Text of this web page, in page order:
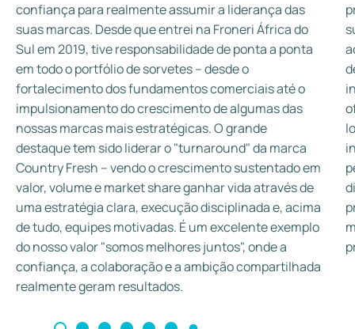
confiança para realmente assumir a liderança das
suas marcas. Desde que entrei na Froneri África do
Sul em 2019, tive responsabilidade de ponta a ponta
em todo o portfólio de sorvetes – desde o
fortalecimento dos fundamentos comerciais até o
impulsionamento do crescimento de algumas das
nossas marcas mais estratégicas. O grande
destaque tem sido liderar o "turnaround" da marca
Country Fresh – vendo o crescimento sustentado em
valor, volume e market share ganhar vida através de
uma estratégia clara, execução disciplinada e, acima
de tudo, equipes motivadas. É um excelente exemplo
do nosso valor "somos melhores juntos", onde a
confiança, a colaboração e a ambição compartilhada
realmente geram resultados.